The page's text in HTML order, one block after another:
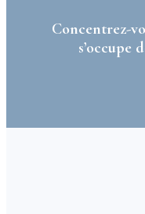
Concentrez-
s’occupe